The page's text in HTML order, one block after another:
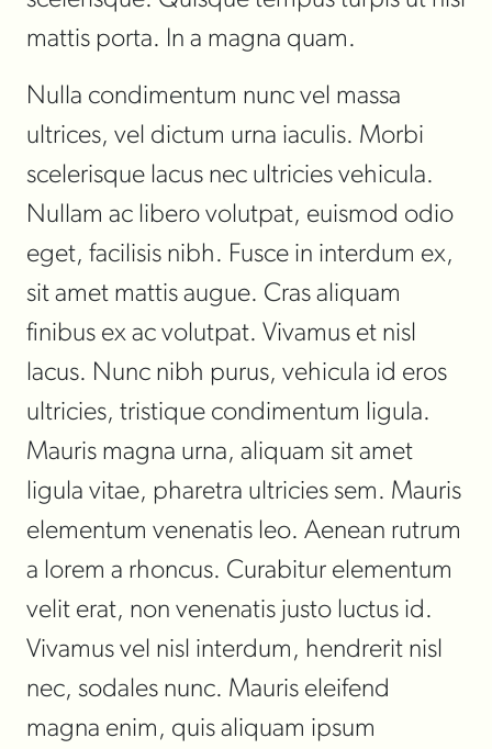
mattis porta. In a magna quam.
Nulla condimentum nunc vel massa
ultrices, vel dictum urna iaculis. Morbi
scelerisque lacus nec ultricies vehicula.
Nullam ac libero volutpat, euismod odio
eget, facilisis nibh. Fusce in interdum ex,
sit amet mattis augue. Cras aliquam
finibus ex ac volutpat. Vivamus et nisl
lacus. Nunc nibh purus, vehicula id eros
ultricies, tristique condimentum ligula.
Mauris magna urna, aliquam sit amet
ligula vitae, pharetra ultricies sem. Mauris
elementum venenatis leo. Aenean rutrum
a lorem a rhoncus. Curabitur elementum
velit erat, non venenatis justo luctus id.
Vivamus vel nisl interdum, hendrerit nisl
nec, sodales nunc. Mauris eleifend
magna enim, quis aliquam ipsum